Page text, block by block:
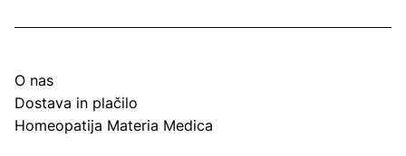
O nas
Dostava in plačilo
Homeopatija Materia Medica